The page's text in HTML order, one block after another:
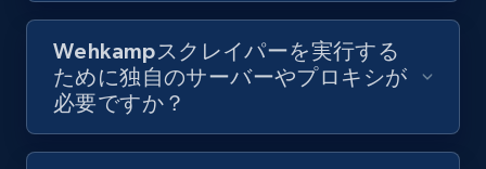
URL, Title, Youtuber, Youtuber md5, Video url,
Video length, Likes, Views, and more.
8.1K+ 714+
Wehkampスクレイパーを実行する
ために独自のサーバーやプロキシが
必要ですか？